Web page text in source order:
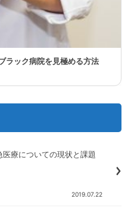
ラック病院を見極める方法
医療についての現状と課題
2019.07.22